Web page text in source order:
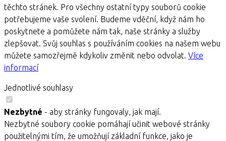
těchto stránek. Pro všechny ostatní typy souborů cookie
potřebujeme vaše svolení. Budeme vděční, když nám ho
poskytnete a pomůžete nám tak, naše stránky a služby
zlepšovat. Svůj souhlas s používáním cookies na našem webu
můžete samozřejmě kdykoliv změnit nebo odvolat. Více
informací
Jednotlivé souhlasy
Nezbytné - aby stránky fungovaly, jak mají.
Nezbytné soubory cookie pomáhají učinit webové stránky
použitelnými tím, že umožňují základní funkce, jako je